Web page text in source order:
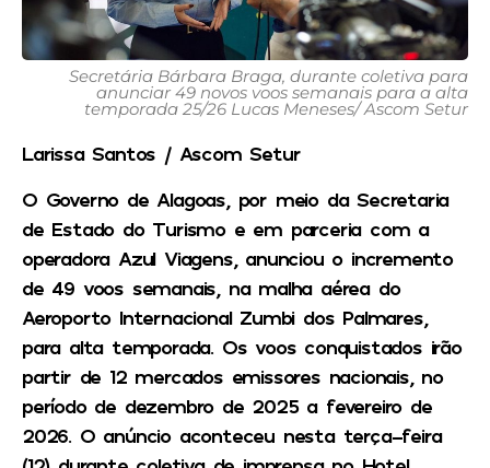
Secretária Bárbara Braga, durante coletiva para
anunciar 49 novos voos semanais para a alta
temporada 25/26 Lucas Meneses/ Ascom Setur
Larissa Santos / Ascom Setur
O Governo de Alagoas, por meio da Secretaria
de Estado do Turismo e em parceria com a
operadora Azul Viagens, anunciou o incremento
de 49 voos semanais, na malha aérea do
Aeroporto Internacional Zumbi dos Palmares,
para alta temporada. Os voos conquistados irão
partir de 12 mercados emissores nacionais, no
período de dezembro de 2025 a fevereiro de
2026. O anúncio aconteceu nesta terça-feira